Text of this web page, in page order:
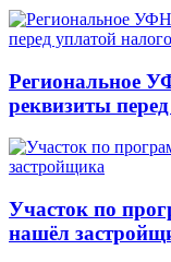
Региональное
реквизиты
Участок по
нашёл